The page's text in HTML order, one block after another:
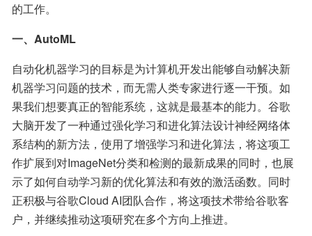
的工作。
一、AutoML
自动化机器学习的目标是为计算机开发出能够自动解决新
机器学习问题的技术，而无需人类专家进行逐一干预。如
果我们想要真正的智能系统，这就是最基本的能力。谷歌
大脑开发了一种通过强化学习和进化算法设计神经网络体
系结构的新方法，使用了增强学习和进化算法，将这项工
作扩展到对ImageNet分类和检测的最新成果的同时，也展
示了如何自动学习新的优化算法和有效的激活函数。同时
正积极与谷歌Cloud AI团队合作，将这项技术带给谷歌客
户，并继续推动这项研究在多个方向上推进。